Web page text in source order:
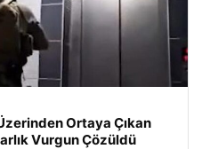
Ortaya Çıkan
Vurgun Çözüldü